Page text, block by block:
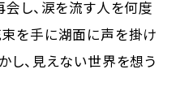
し、涙を流す人を何度
を手に湖面に声を掛け
し、見えない世界を想う